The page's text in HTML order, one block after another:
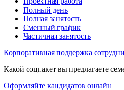
Полный день
Полная занятость
Сменный график
Частичная занятость
Корпоративная поддержка
Какой соцпакет вы предлагаете
Оформляйте кандидатов онлайн